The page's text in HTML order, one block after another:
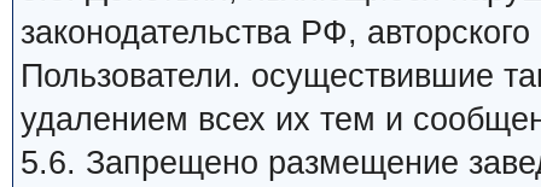
законодательства РФ,
Пользователи. осуществившие
удалением всех их тем и
5.6. Запрещено размещение